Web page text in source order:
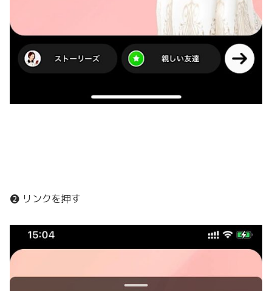
❷ リンクを押す